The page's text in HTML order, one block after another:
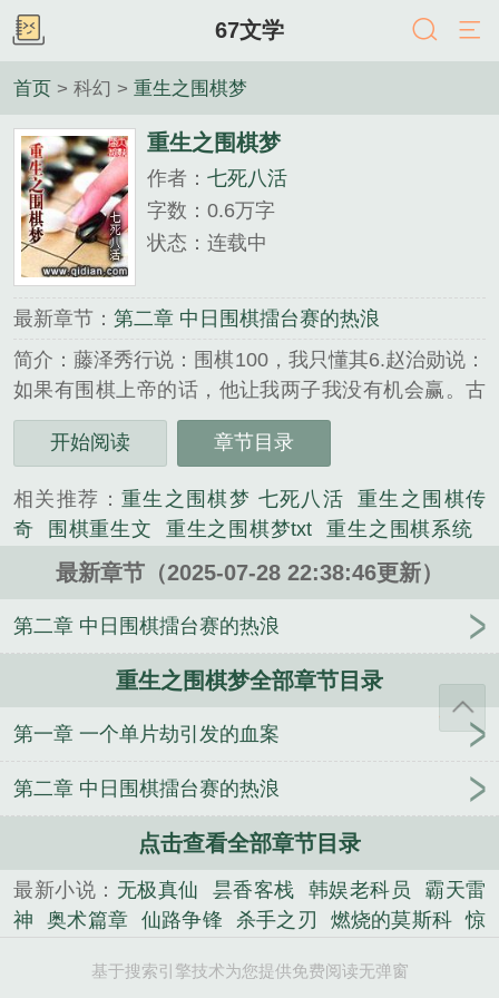
67文学
首页 > 科幻 > 重生之围棋梦
重生之围棋梦
作者： 七死八活
字数：0.6万字
状态：连载中
最新章节： 第二章 中日围棋擂台赛的热浪
简介：藤泽秀行说：围棋100，我只懂其6.赵治勋说：
如果有围棋上帝的话，他让我两子我没有机会赢。古
往今来，围棋水平离围棋上帝最接近的是谁？是中国
古代三棋圣黄，范......
说。
开始阅读 章节目录
相关推荐： 重生之围棋梦 七死八活
重生之围棋传
奇
围棋重生文 重生之围棋梦txt
重生之围棋系统
重生之围棋梦百度百科
重生之围棋梦免费阅读
之围棋梦笔趣阁
重生之围棋
风云 重生之围棋梦TXT 重生之围棋梦最新章节
重
重生围棋少年 重生之围棋梦 贴吧
重生之围
重生之围棋
梦精校
重生之围棋梦百科 重生之围棋梦(七死八活)
TXT百度
重生围棋类排行 重生之围棋梦 座子
最新章节（2025-07-28 22:38:46更新）
第二章 中日围棋擂台赛的热浪
重生之围棋梦全部章节目录
第一章 一个单片劫引发的血案
第二章 中日围棋擂台赛的热浪
点击查看全部章节目录
最新小说： 无极真仙 昙香客栈 韩娱老科员
霸天雷
神
奥术篇章 仙路争锋 杀手之刃 燃烧的莫斯科
惊
失忆萌妻：误惹洁癖总裁 蝴蝶骨 穿成长公
基于搜索引擎技术为您提供免费阅读无弹窗